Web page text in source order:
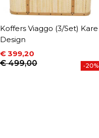
Koffers Viaggo (3/Set) Kare
Design
Prijs
€ 399,20
Normale prijs
€ 499,00 -20%